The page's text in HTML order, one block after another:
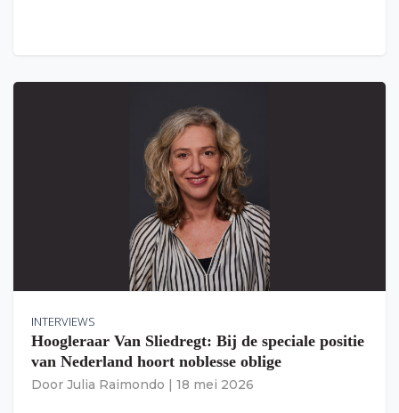
INTERVIEWS
Hoogleraar Van Sliedregt: Bij de speciale positie
van Nederland hoort noblesse oblige
Door Julia Raimondo 18 mei 2026